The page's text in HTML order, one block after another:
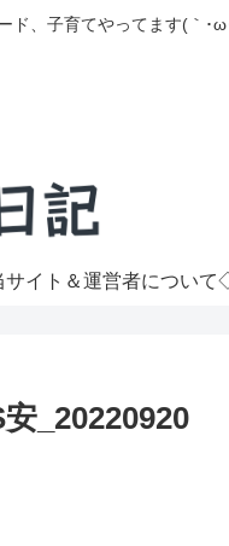
ド、子育てやってます(｀･ω
イト＆運営者につい
_20220920